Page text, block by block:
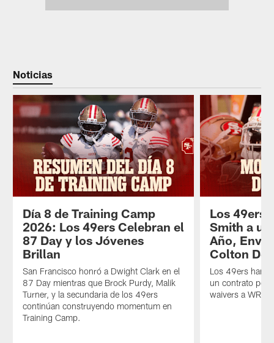
Noticias
Día 8 de Training Camp
2026: Los 49ers Celebran el
87 Day y los Jóvenes
Brillan
San Francisco honró a Dwight Clark en el
87 Day mientras que Brock Purdy, Malik
Turner, y la secundaria de los 49ers
continúan construyendo momentum en
Training Camp.
Los 49ers
Smith a
Año,
Colton
Los 49ers han
un contrato por
waivers a WR